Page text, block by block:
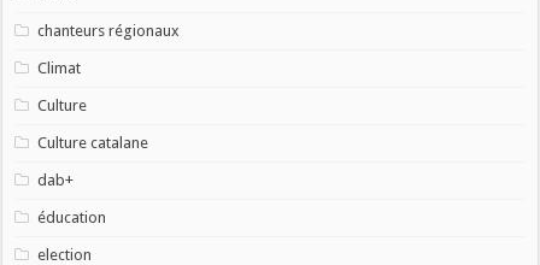
chanteurs régionaux
Climat
Culture
Culture catalane
dab+
éducation
election